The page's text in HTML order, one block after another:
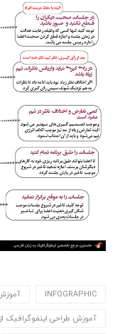
INFOGRAPHIC
آموزش طراحی اینفوگرافیک